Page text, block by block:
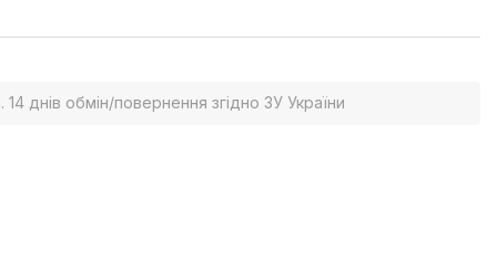
14 днів обмін/повернення згідно ЗУ України